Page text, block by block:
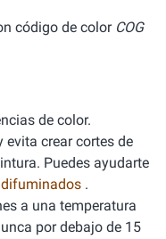
código de color COG
de color.
evita crear cortes de
Puedes ayudarte
.
a una temperatura
por debajo de 15